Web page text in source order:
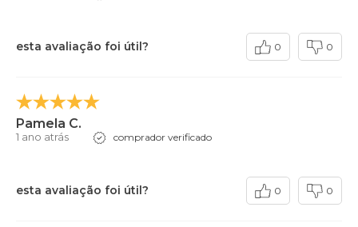
esta avaliação foi útil? 0 0
Pamela C.
1 ano atrás comprador verificado
esta avaliação foi útil? 0 0